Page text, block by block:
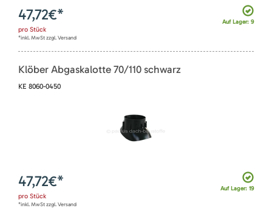
Auf Lager: 9
47,72€*
pro Stück
*inkl. MwSt zzgl. Versand
Klöber Abgaskalotte 70/110 schwarz
KE 8060-0450
Auf Lager: 19
47,72€*
pro Stück
*inkl. MwSt zzgl. Versand